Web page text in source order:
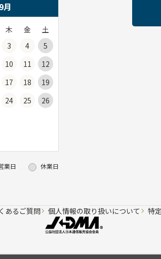
9月
木 金
土
3 4
5
10 11
12
17 18
19
24 25
26
業日 休業日
あるご質問 個人情報の取り扱いについて 特